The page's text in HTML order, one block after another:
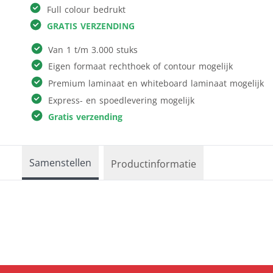
Interieur &
Alle producten
Trespa
Verkiezingsborden
Full colour bedrukt
GRATIS VERZENDING
Van 1 t/m 3.000 stuks
Eigen formaat rechthoek of contour mogelijk
Premium laminaat en whiteboard laminaat mogelijk
Express- en spoedlevering mogelijk
Gratis verzending
Samenstellen Productinformatie